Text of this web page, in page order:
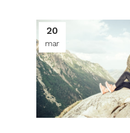
20
mar